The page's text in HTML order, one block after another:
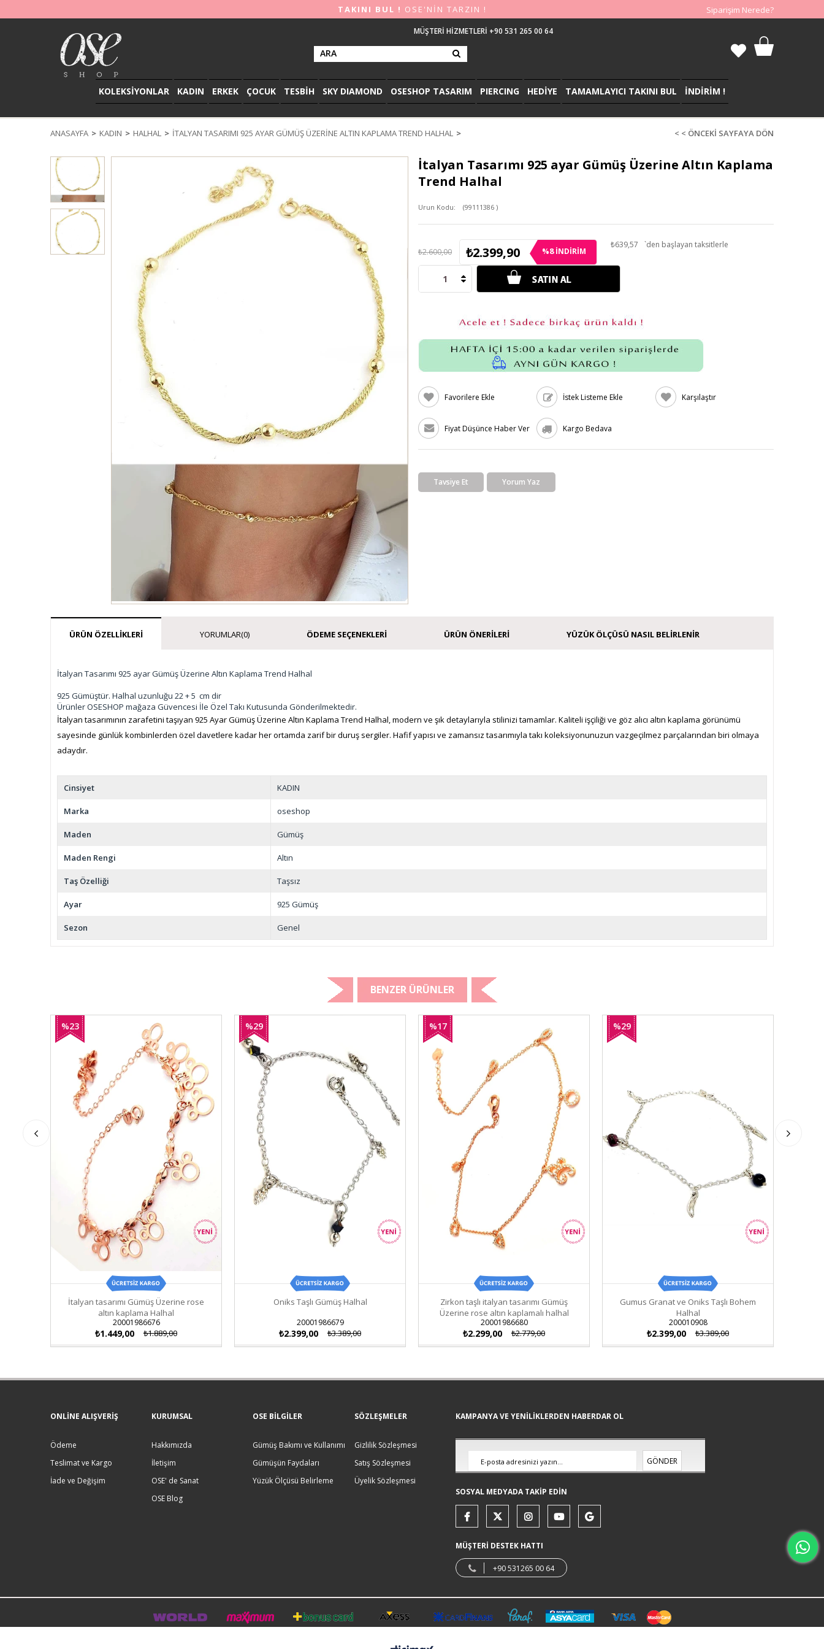
TAKINI BUL ! OSE'NİN TARZIN ! Siparişim Nerede?
MÜŞTERİ HİZMETLERİ +90 531 265 00 64
KOLEKSİYONLAR KADIN ERKEK ÇOCUK TESBİH SKY DIAMOND OSESHOP TASARIM PIERCING HEDİYE TAMAMLAYICI TAKINI BUL İNDİRİM !
ANASAYFA KADIN HALHAL İTALYAN TASARIMI 925 AYAR GÜMÜŞ ÜZERINE ALTIN KAPLAMA TREND HALHAL < < ÖNCEKI SAYFAYA DÖN
İtalyan Tasarımı 925 ayar Gümüş Üzerine Altın Kaplama
Trend Halhal
(99111386 )
₺2.600,00 ₺2.399,90 %8İNDIRIM
₺639,57 `den başlayan taksitlerle
Favorilere Ekle İstek Listeme Ekle Karşılaştır
Fiyat Düşünce Haber Ver Kargo Bedava
Tavsiye Et Yorum Yaz
ÜRÜN ÖZELLIKLERI YORUMLAR(0) ÖDEME SEÇENEKLERI ÜRÜN ÖNERILERI YÜZÜK ÖLÇÜSÜ NASIL BELIRLENIR
İtalyan Tasarımı 925 ayar Gümüş Üzerine Altın Kaplama Trend Halhal
925 Gümüştür. Halhal uzunluğu 22 + 5 cm dir
Ürünler OSESHOP mağaza Güvencesi İle Özel Takı Kutusunda Gönderilmektedir.
İtalyan tasarımının zarafetini taşıyan 925 Ayar Gümüş Üzerine Altın Kaplama Trend Halhal, modern ve şık detaylarıyla stilinizi tamamlar. Kaliteli işçiliği ve göz alıcı altın kaplama görünümü
sayesinde günlük kombinlerden özel davetlere kadar her ortamda zarif bir duruş sergiler. Hafif yapısı ve zamansız tasarımıyla takı koleksiyonunuzun vazgeçilmez parçalarından biri olmaya
adaydır.
Cinsiyet KADIN
Marka oseshop
Maden Gümüş
Maden Rengi Altın
Taş Özelliği Taşsız
Ayar 925 Gümüş
Sezon Genel
BENZER ÜRÜNLER
İtalyan tasarımı Gümüş Üzerine rose
altın kaplama Halhal
20001986676
₺1.449,00 ₺1.889,00
%23
Oniks Taşlı Gümüş Halhal
20001986679
₺2.399,00 ₺3.389,00
%29
İndirim
Zirkon taşlı italyan tasarımı Gümüş
Üzerine rose altın kaplamalı halhal
20001986680
₺2.299,00 ₺2.779,00
%17
İndirim
Gumus Granat ve Oniks Taşlı Bohem
Halhal
200010908
₺2.399,00 ₺3.389,00
%29
ONLINE ALIŞVERIŞ
Ödeme
Teslimat ve Kargo
İade ve Değişim
KURUMSAL
Hakkımızda
İletişim
OSE' de Sanat
OSE Blog
OSE BILGILER
Gümüş Bakımı ve Kullanımı
Gümüşün Faydaları
Yüzük Ölçüsü Belirleme
SÖZLEŞMELER
Gizlilik Sözleşmesi
Satış Sözleşmesi
Üyelik Sözleşmesi
KAMPANYA VE YENİLİKLERDEN HABERDAR OL
GÖNDER
SOSYAL MEDYADA TAKİP EDİN
MÜŞTERİ DESTEK HATTI
+90 531265 00 64